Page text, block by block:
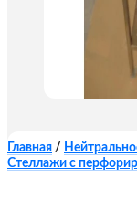
Главная /
Стеллажи с